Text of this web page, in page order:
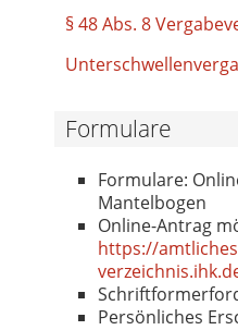
§ 48 Abs. 8
Formulare
Formulare:
Mantelbogen
Online-Antrag
https://
Persönliches